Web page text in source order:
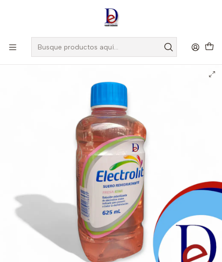
, Si eres nuevo regístrate
ELECTROLIT SUERO FRESA- KIWI X 625 ML- PISA- VTO NOV 26-
BODEGA-A